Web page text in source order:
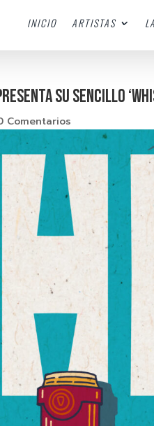
INICIO ARTISTAS
SU SENCILLO
Comentarios